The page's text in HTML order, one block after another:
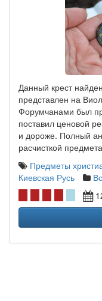
Данный крест
представлен на
Форумчанами был
поставил ценовой
и дороже. Полный
расчисткой
Предметы
Киевская Русь